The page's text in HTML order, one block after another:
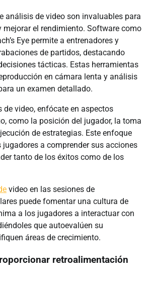
análisis de video son invaluables para
mejorar el rendimiento. Software como
Eye permite a entrenadores y
de partidos, destacando
tácticas. Estas herramientas
en cámara lenta y análisis
un examen detallado.
video, enfócate en aspectos
como la posición del jugador, la toma
de estrategias. Este enfoque
a comprender sus acciones
tanto de los éxitos como de los
video en las sesiones de
puede fomentar una cultura de
a los jugadores a interactuar con
que autoevalúen su
áreas de crecimiento.
retroalimentación